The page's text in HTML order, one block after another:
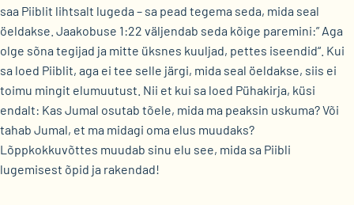
saa Piiblit lihtsalt lugeda – sa pead tegema seda, mida seal
öeldakse. Jaakobuse 1:22 väljendab seda kõige paremini:” Aga
olge sõna tegijad ja mitte üksnes kuuljad, pettes iseendid“. Kui
sa loed Piiblit, aga ei tee selle järgi, mida seal öeldakse, siis ei
toimu mingit elumuutust. Nii et kui sa loed Pühakirja, küsi
endalt: Kas Jumal osutab tõele, mida ma peaksin uskuma? Või
tahab Jumal, et ma midagi oma elus muudaks?
Lõppkokkuvõttes muudab sinu elu see, mida sa Piibli
lugemisest õpid ja rakendad!